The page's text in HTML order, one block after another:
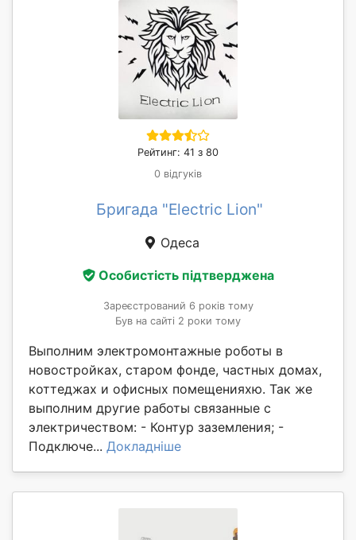
Рейтинг: 41 з 80
0 відгуків
Бригада "Electric Lion"
Одеса
Особистість підтверджена
Зареєстрований 6 років тому
Був на сайті 2 роки тому
Выполним электромонтажные роботы в
новостройках, старом фонде, частных домах,
коттеджах и офисных помещенияхю. Так же
выполним другие работы связанные с
электричеством: - Контур заземления; -
Подключе... Докладніше